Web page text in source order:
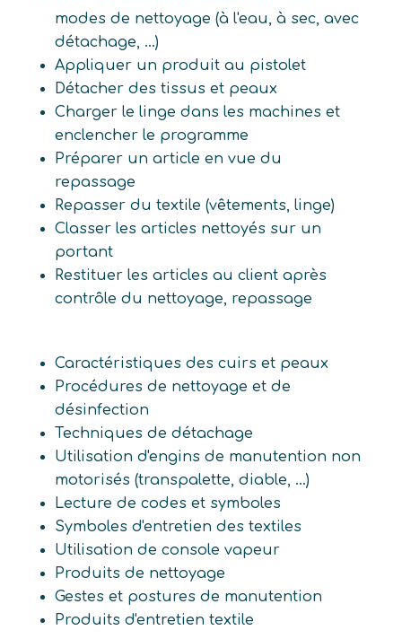
modes de nettoyage (à l'eau, à sec, avec
détachage, ...)
Appliquer un produit au pistolet
Détacher des tissus et peaux
Charger le linge dans les machines et
enclencher le programme
Préparer un article en vue du
repassage
Repasser du textile (vêtements, linge)
Classer les articles nettoyés sur un
portant
Restituer les articles au client après
contrôle du nettoyage, repassage
Caractéristiques des cuirs et peaux
Procédures de nettoyage et de
désinfection
Techniques de détachage
Utilisation d'engins de manutention non
motorisés (transpalette, diable, ...)
Lecture de codes et symboles
Symboles d'entretien des textiles
Utilisation de console vapeur
Produits de nettoyage
Gestes et postures de manutention
Produits d'entretien textile